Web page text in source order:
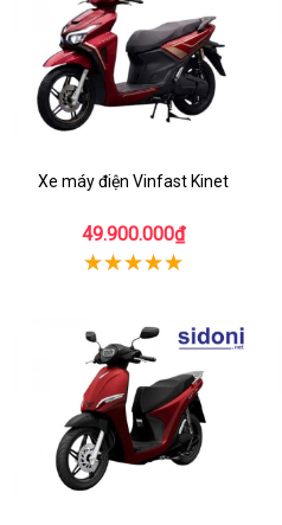
Xe máy điện Vinfast Kinet
49.900.000₫